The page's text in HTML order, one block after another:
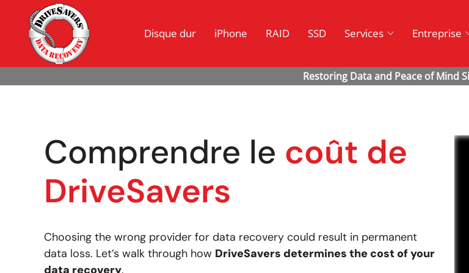
Disque dur iPhone RAID SSD Services Entreprise
Comprendre le coût de
DriveSavers
Choosing the wrong provider for data recovery could result in permanent
data loss. Let’s walk through how DriveSavers determines the cost of your
data recovery.